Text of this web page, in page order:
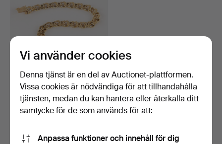
ARMBAND. Bismarcklänk,
18k guld, CGAB.
Vi använder cookies
Denna tjänst är en del av Auctionet-plattformen.
Vissa cookies är nödvändiga för att tillhandahålla
tjänsten, medan du kan hantera eller återkalla ditt
samtycke för de som används för att:
Anpassa funktioner och innehåll för dig